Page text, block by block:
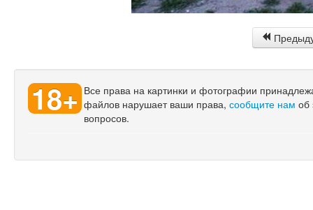
18+ Все права на картинки и фотографии
файлов нарушает ваши права, сообщите нам об
вопросов.